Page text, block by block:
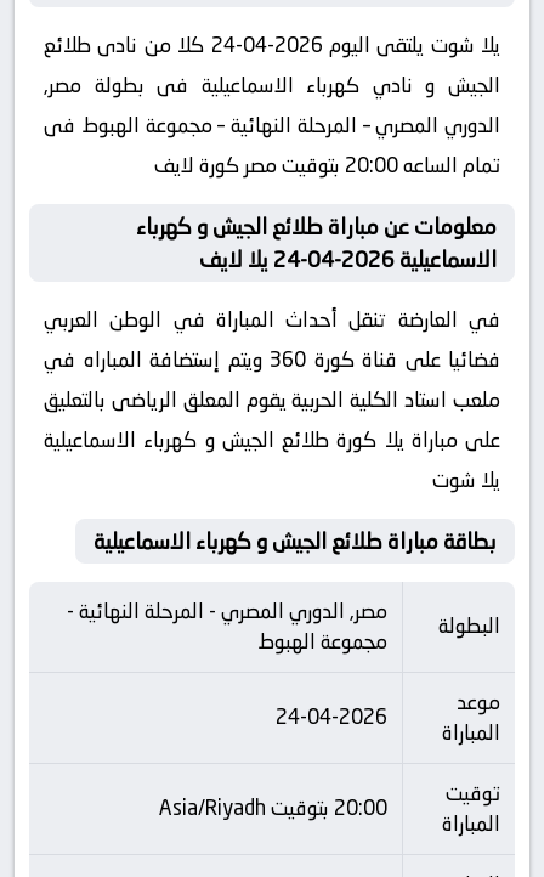
يلا شوت يلتقى اليوم 2026-04-24 كلا من نادى طلائع
الجيش و نادي كهرباء الاسماعيلية فى بطولة مصر,
الدوري المصري – المرحلة النهائية – مجموعة الهبوط فى
تمام الساعه 20:00 بتوقيت مصر كورة لايف
معلومات عن مباراة طلائع الجيش و كهرباء
الاسماعيلية 2026-04-24 يلا لايف
في العارضة تنقل أحداث المباراة في الوطن العربي
فضائيا على قناة كورة 360 ويتم إستضافة المباراه في
ملعب استاد الكلية الحربية يقوم المعلق الرياضى بالتعليق
على مباراة يلا كورة طلائع الجيش و كهرباء الاسماعيلية
يلا شوت
بطاقة مباراة طلائع الجيش و كهرباء الاسماعيلية
البطولة
مصر, الدوري المصري - المرحلة النهائية -
مجموعة الهبوط
موعد
المباراة
24-04-2026
توقيت
المباراة
20:00 بتوقيت Asia/Riyadh